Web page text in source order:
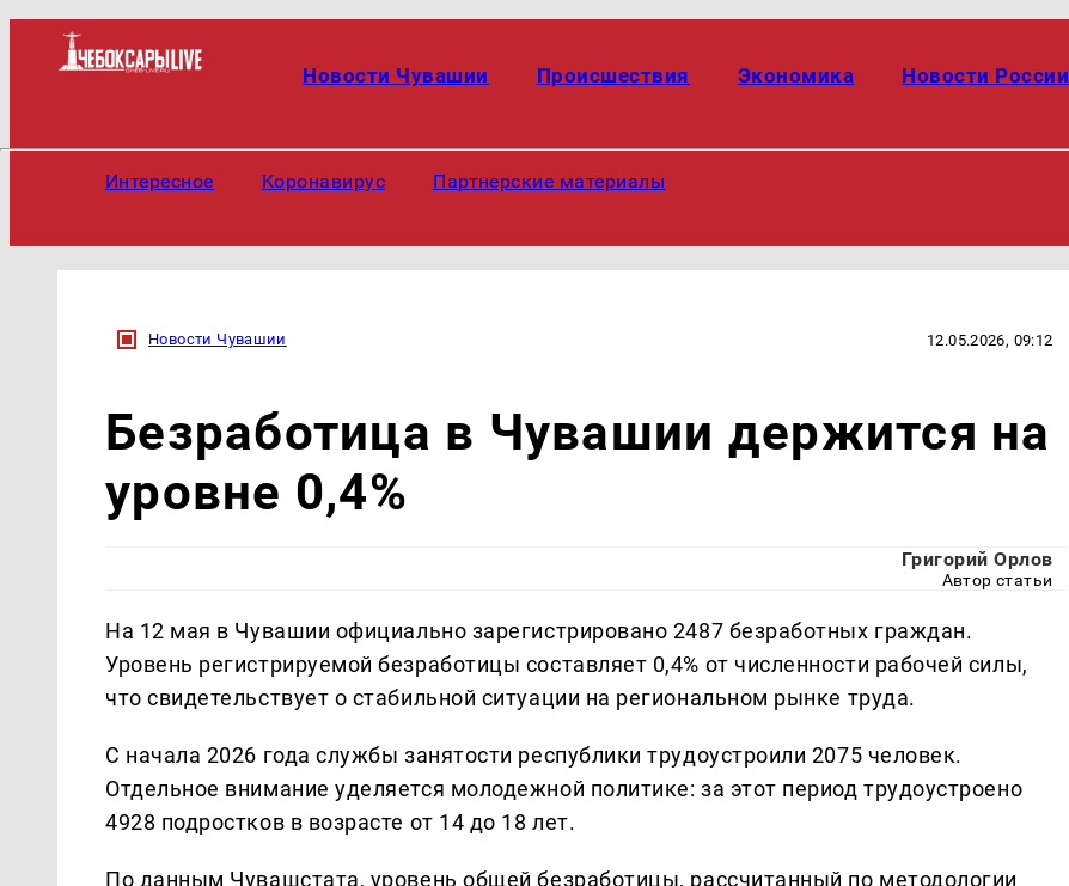
Новости Чувашии Происшествия Экономика Новости России
Интересное Коронавирус Партнерские материалы
Новости Чувашии 12.05.2026, 09:12
Безработица в Чувашии держится на
уровне 0,4%
Григорий Орлов
Автор статьи
На 12 мая в Чувашии официально зарегистрировано 2487 безработных граждан.
Уровень регистрируемой безработицы составляет 0,4% от численности рабочей силы,
что свидетельствует о стабильной ситуации на региональном рынке труда.
С начала 2026 года службы занятости республики трудоустроили 2075 человек.
Отдельное внимание уделяется молодежной политике: за этот период трудоустроено
4928 подростков в возрасте от 14 до 18 лет.
По данным Чувашстата, уровень общей безработицы, рассчитанный по методологии